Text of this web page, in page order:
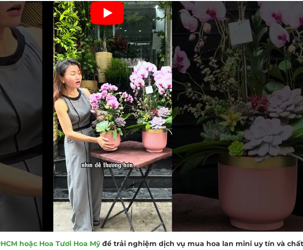
hoặc Hoa Tươi Hoa Mỹđể trải nghiệm dịch vụ mua hoa lan mini uy tín và chất